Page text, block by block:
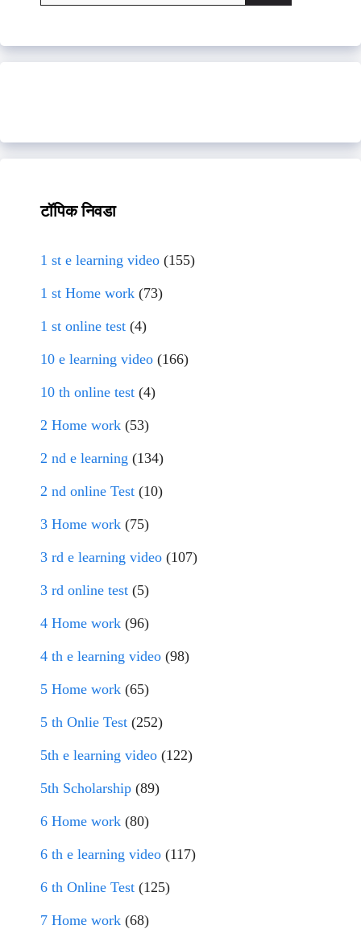
for:
टॉपिक निवडा
1 st e learning video (155)
1 st Home work (73)
1 st online test (4)
10 e learning video (166)
10 th online test (4)
2 Home work (53)
2 nd e learning (134)
2 nd online Test (10)
3 Home work (75)
3 rd e learning video (107)
3 rd online test (5)
4 Home work (96)
4 th e learning video (98)
5 Home work (65)
5 th Onlie Test (252)
5th e learning video (122)
5th Scholarship (89)
6 Home work (80)
6 th e learning video (117)
6 th Online Test (125)
7 Home work (68)